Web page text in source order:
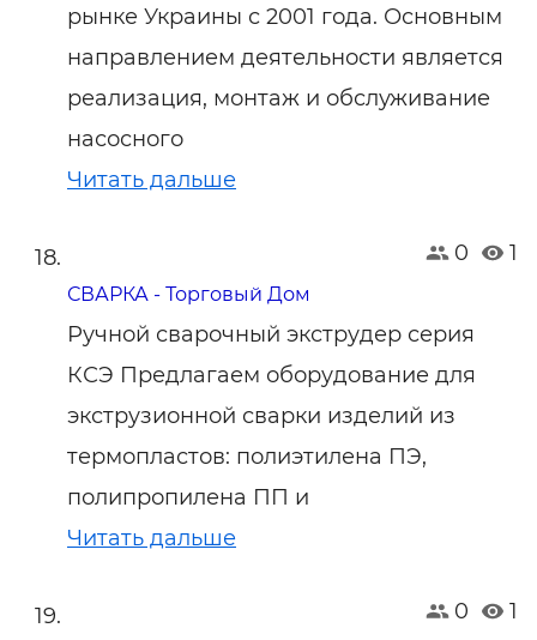
рынке Украины с 2001 года. Основным
направлением деятельности является
реализация, монтаж и обслуживание
насосного
Читать дальше
0 1
СВАРКА - Торговый Дом
Ручной сварочный экструдер серия
КСЭ Предлагаем оборудование для
экструзионной сварки изделий из
термопластов: полиэтилена ПЭ,
полипропилена ПП и
Читать дальше
0 1